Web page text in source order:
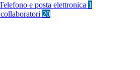
e posta elettronica 1
20